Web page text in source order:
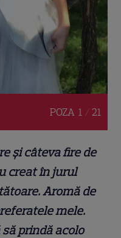
POZA 1 / 21
și câteva fire de
creat în jurul
Aromă de
mele.
prindă acolo